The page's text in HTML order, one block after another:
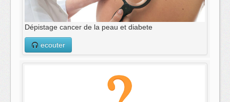
Dépistage cancer de la peau et diabete
ecouter